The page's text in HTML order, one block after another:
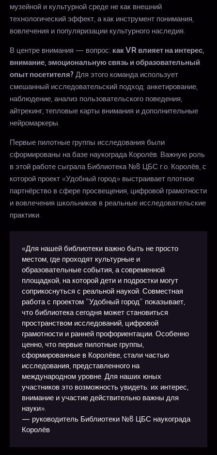
музейной и культурной среде не как внешний
технологический эффект, а как инструмент понимания,
вовлечения и популяризации культурного наследия.
В центре внимания — вопрос: как VR влияет на интерес,
внимание, эмоциональную связь и образовательный
опыт посетителя? Для этого команда использует
смешанный исследовательский подход: анкетирование,
наблюдение, анализ пользовательского поведения,
айтрекинг, тепловые карты внимания и дополнительные
нейромаркеры.
Первые пилотные группы исследования были
сформированы на базе наукограда Королёв. Важную роль
в этой работе сыграла Библиотека №8 ЦБС г.о. Королёв, с
которой проект «Удобный город» выстраивает плотное
партнёрство в сфере просвещения, цифровой грамотности
и вовлечения школьников в реальные исследовательские
практики.
«Для нашей библиотеки важно быть не просто
местом, где проходят культурные и
образовательные события, а современной
площадкой, на которой дети и подростки могут
соприкоснуться с реальной наукой. Совместная
работа с проектом “Удобный город” показывает,
что библиотека сегодня может становиться
пространством исследований, цифровой
грамотности и ранней профориентации. Особенно
ценно, что первые пилотные группы,
сформированные в Королёве, стали частью
исследования, представленного на
международном уровне. Для наших юных
участников это возможность увидеть: их интерес,
внимание и участие действительно важны для
науки».
— руководитель Библиотеки №8 ЦБС наукограда
Королёв